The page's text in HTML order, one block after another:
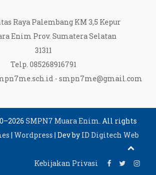
Raya Palembang KM 3,5 Kepur
Enim Prov. Sumatera Selatan
31311
Telp. 085268916791
-smpn7me@gmail.com
SMPN7 Muara Enim. All rights
|Wordpress |Dev by ID Digitech Web
Kebijakan Privasi